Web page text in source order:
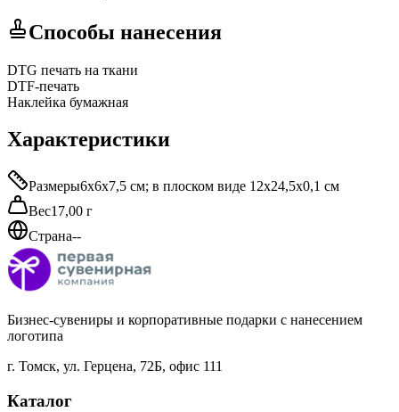
Способы нанесения
DTG печать на ткани
DTF-печать
Наклейка бумажная
Характеристики
Размеры6х6х7,5 см; в плоском виде 12х24,5х0,1 см
Вес17,00 г
Страна--
Бизнес-сувениры и корпоративные подарки с нанесением
логотипа
г. Томск, ул. Герцена, 72Б, офис 111
Каталог